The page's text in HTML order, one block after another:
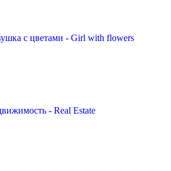
с цветами - Girl with flowers
- Real Estate